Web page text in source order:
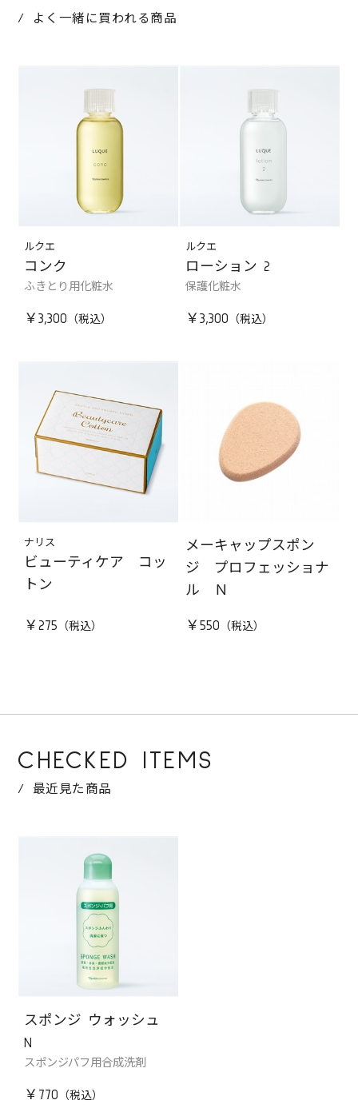
よく一緒に買われる商品
ルクエ
コンク
ふきとり用化粧水
￥3,300
ルクエ
ローション 2
保護化粧水
￥3,300
ナリス
ビューティケア コッ
トン
￥275
メーキャップスポン
ジ プロフェッショナ
ル Ｎ
￥550
CHECKED ITEMS
最近見た商品
スポンジ ウォッシュ
N
スポンジパフ用合成洗剤
￥770